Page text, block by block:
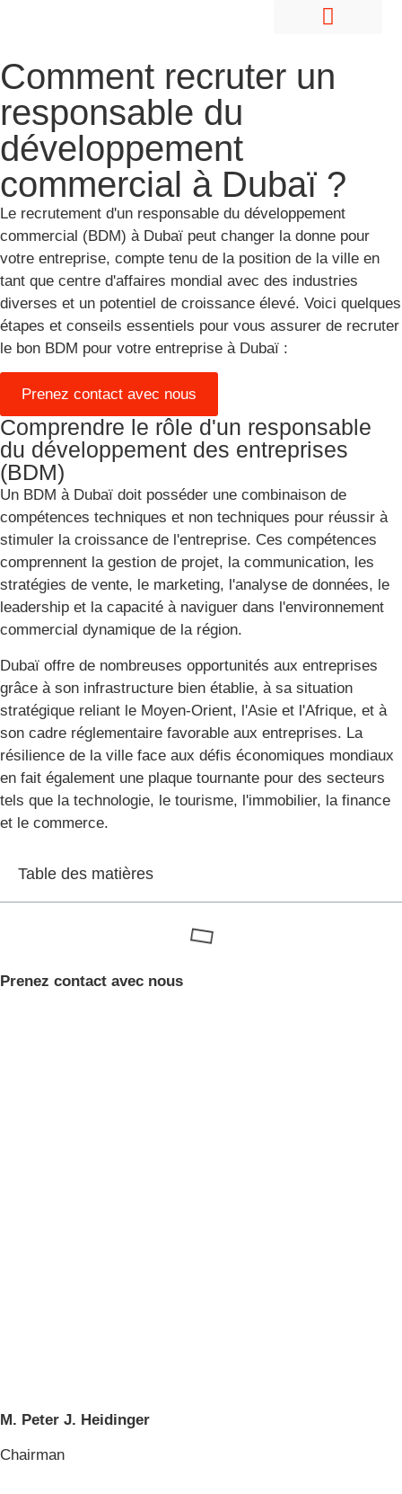
Comment recruter un
responsable du
développement
commercial à Dubaï ?
Le recrutement d'un responsable du développement
commercial (BDM) à Dubaï peut changer la donne pour
votre entreprise, compte tenu de la position de la ville en
tant que centre d'affaires mondial avec des industries
diverses et un potentiel de croissance élevé. Voici quelques
étapes et conseils essentiels pour vous assurer de recruter
le bon BDM pour votre entreprise à Dubaï :
Prenez contact avec nous
Comprendre le rôle d'un responsable
du développement des entreprises
(BDM)
Un BDM à Dubaï doit posséder une combinaison de
compétences techniques et non techniques pour réussir à
stimuler la croissance de l'entreprise. Ces compétences
comprennent la gestion de projet, la communication, les
stratégies de vente, le marketing, l'analyse de données, le
leadership et la capacité à naviguer dans l'environnement
commercial dynamique de la région.
Dubaï offre de nombreuses opportunités aux entreprises
grâce à son infrastructure bien établie, à sa situation
stratégique reliant le Moyen-Orient, l'Asie et l'Afrique, et à
son cadre réglementaire favorable aux entreprises. La
résilience de la ville face aux défis économiques mondiaux
en fait également une plaque tournante pour des secteurs
tels que la technologie, le tourisme, l'immobilier, la finance
et le commerce.
Table des matières
Prenez contact avec nous
M. Peter J. Heidinger
Chairman